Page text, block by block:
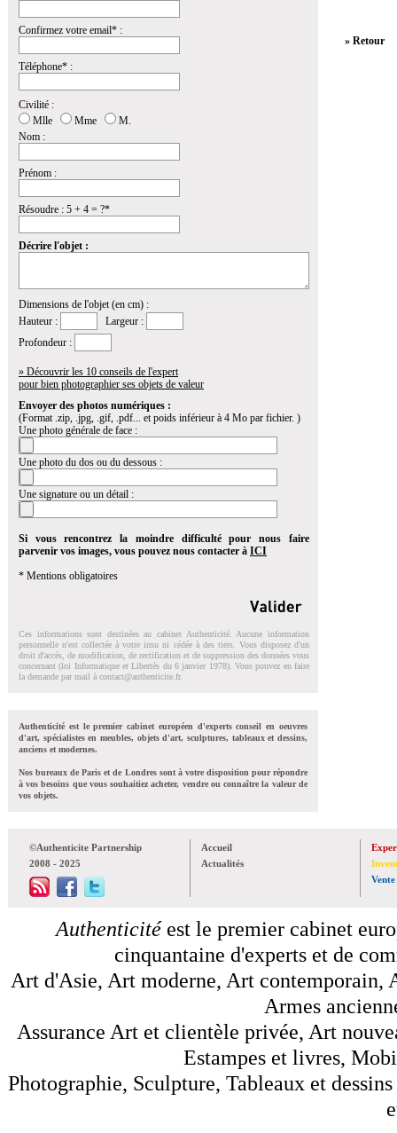
Confirmez votre email* :
Téléphone* :
Civilité :
Mlle
Mme
M.
Nom :
Prénom :
Résoudre : 5 + 4 = ?*
Décrire l'objet :
Dimensions de l'objet (en cm) :
Hauteur :
Largeur :
Profondeur :
» Découvrir les 10 conseils de l'expert
pour bien photographier ses objets de valeur
Envoyer des photos numériques :
(Format .zip, .jpg, .gif, .pdf... et poids inférieur à 4 Mo par fichier. )
Une photo générale de face :
Une photo du dos ou du dessous :
Une signature ou un détail :
Si vous rencontrez la moindre difficulté pour nous faire
parvenir vos images, vous pouvez nous contacter à ICI
* Mentions obligatoires
Ces informations sont destinées au cabinet Authenticité. Aucune information
personnelle n'est collectée à votre insu ni cédée à des tiers. Vous disposez d'un
droit d'accés, de modification, de rectification et de suppression des données vous
concernant (loi Informatique et Libertés du 6 janvier 1978). Vous pouvez en faire
la demande par mail à contact@authenticite.fr.
Authenticité est le premier cabinet européen d'experts conseil en oeuvres
d'art, spécialistes en meubles, objets d'art, sculptures, tableaux et dessins,
anciens et modernes.
Nos bureaux de Paris et de Londres sont à votre disposition pour répondre
à vos besoins que vous souhaitiez acheter, vendre ou connaître la valeur de
vos objets.
» Retour
©Authenticite Partnership
2008 - 2025
Accueil
Actualités
Vente
Authenticitéest le premier cabinet
cinquantaine d'experts et de
Art d'Asie, Art moderne, Art contemporain,
Armes
Assurance Art et clientèle privée, Art
Estampes et livres,
Photographie, Sculpture, Tableaux et